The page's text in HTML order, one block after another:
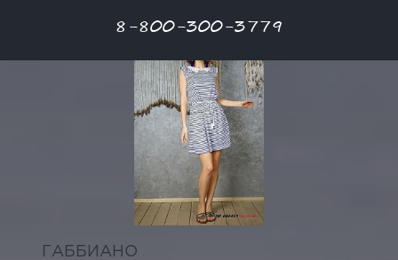
8-800-300-3779
ГАББИАНО